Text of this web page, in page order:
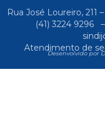
Rua José Loureiro, 211
(41) 3224 9296
–
Atendimento de
Desenvolvido por